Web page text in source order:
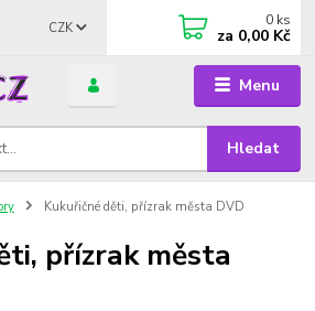
Menu
CZK
Hledat
0 ks
za 0,00 Kč
Kukuřičné děti, přízrak města DVD
přízrak města